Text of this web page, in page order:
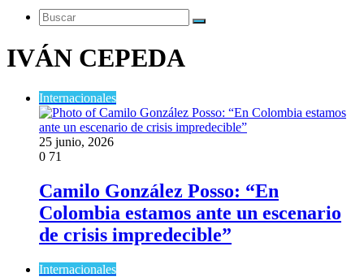
Buscar
IVÁN CEPEDA
Internacionales
25 junio, 2026
0 71
Camilo González Posso: “En
Colombia estamos ante un escenario
de crisis impredecible”
Internacionales